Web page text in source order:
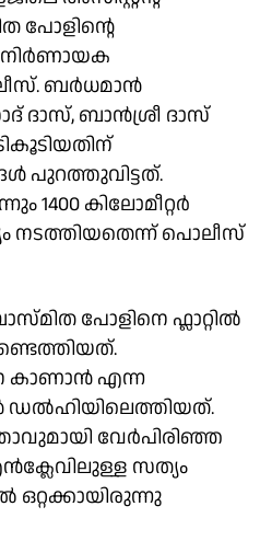
പോളിൻ്റെ
ബർധമാൻ
ദാസ്, ബാൻശ്രീ ദാസ്
പുറത്തുവിട്ടത്.
1400 കിലോമീറ്റർ
നടത്തിയതെന്ന് പൊലീസ്
പോളിനെ ഫ്ലാറ്റിൽ
കാണാൻ എന്ന
ഡൽഹിയിലെത്തിയത്.
വേർപിരിഞ്ഞ
സത്യം
ഒറ്റക്കായിരുന്നു